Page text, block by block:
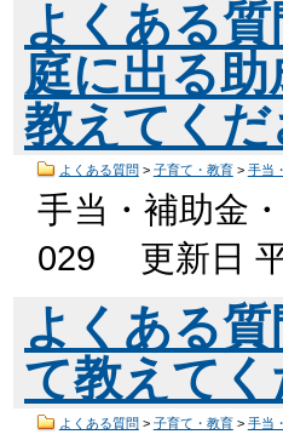
よくある
庭に出る
教えてく
よくある質問 > 子育て・教育> 手当
手当・補助金
029 更新日
よくある
て教えて
よくある質問 > 子育て・教育> 手当